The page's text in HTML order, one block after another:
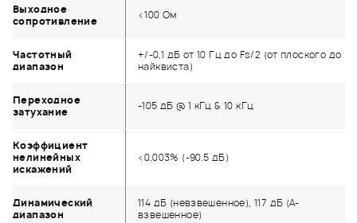
Выходное
сопротивление
<100 Ом
Частотный
диапазон
+/-0,1 дБ от 10 Гц до Fs/2 (от плоского до
найквиста)
Переходное
затухание
-105 дБ @ 1 кГц & 10 кГц
Коэффициент
нелинейных
искажений
<0,003% (-90.5 дБ)
Динамический
диапазон
114 дБ (невзвешенное), 117 дБ (А-
взвешенное)